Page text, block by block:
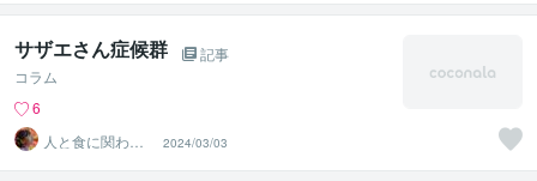
サザエさん症候群
記事
コラム
6
人と食に関わる
事はおまかせく
ださい
2024/03/03